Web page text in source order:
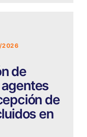
2026
de
de
en